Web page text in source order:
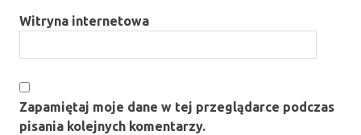
Witryna internetowa
Zapamiętaj moje dane w tej przeglądarce podczas
pisania kolejnych komentarzy.